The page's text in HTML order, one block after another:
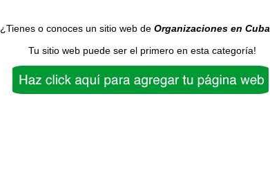
¿Tienes o conoces un sitio web de Organizaciones en Cuba
Tu sitio web puede ser el primero en esta categoría!